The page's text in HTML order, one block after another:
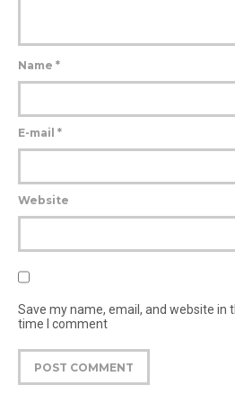
Name *
E-mail *
Website
Save my name, email, and website in
time I comment